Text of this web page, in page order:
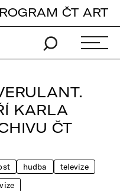
ČT ART
KARLA
ČT
hudba
televize